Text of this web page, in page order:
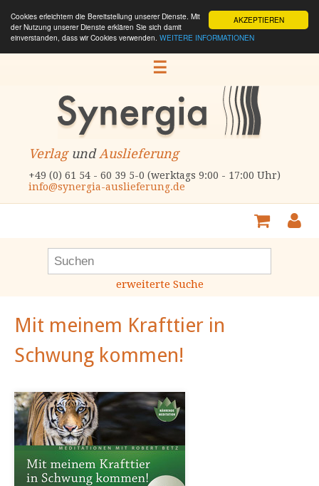
AKZEPTIEREN
Cookies erleichtern die Bereitstellung unserer Dienste. Mit
der Nutzung unserer Dienste erklären Sie sich damit
einverstanden, dass wir Cookies verwenden. WEITERE INFORMATIONEN
☰
VerlagundAuslieferung
+49 (0) 61 54 - 60 39 5-0 (werktags 9:00 - 17:00 Uhr)
info@synergia-auslieferung.de
erweiterte Suche
Mit meinem Krafttier in
Schwung kommen!